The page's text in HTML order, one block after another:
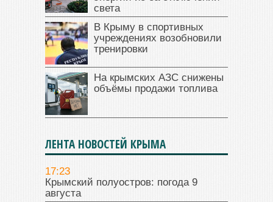
света
В Крыму в спортивных
учреждениях возобновили
тренировки
На крымских АЗС снижены
объёмы продажи топлива
ЛЕНТА НОВОСТЕЙ КРЫМА
17:23
Крымский полуостров: погода 9
августа